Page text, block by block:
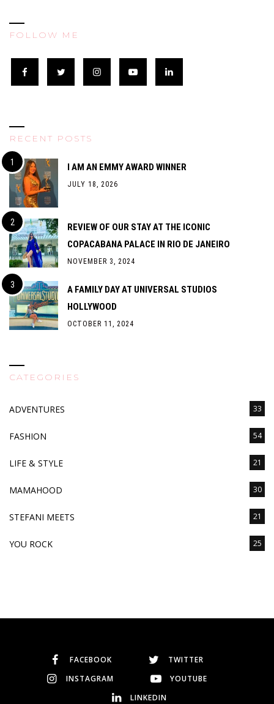
FOLLOW ME
RECENT POSTS
I AM AN EMMY AWARD WINNER
JULY 18, 2026
REVIEW OF OUR STAY AT THE ICONIC
COPACABANA PALACE IN RIO DE JANEIRO
NOVEMBER 3, 2024
A FAMILY DAY AT UNIVERSAL STUDIOS
HOLLYWOOD
OCTOBER 11, 2024
CATEGORIES
ADVENTURES 33
FASHION 54
LIFE & STYLE 21
MAMAHOOD 30
STEFANI MEETS 21
YOU ROCK 25
FACEBOOK
TWITTER
INSTAGRAM
YOUTUBE
LINKEDIN